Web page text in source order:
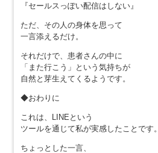
『セールスっぽい配信はしない』
ただ、その人の身体を思って
一言添えるだけ。
それだけで、患者さんの中に
「また行こう」という気持ちが
自然と芽生えてくるようです。
◆おわりに
これは、LINEという
ツールを通じて私が実感したことです。
ちょっとした一言、